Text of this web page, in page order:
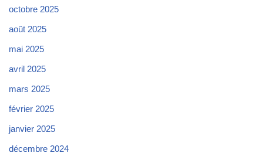
octobre 2025
août 2025
mai 2025
avril 2025
mars 2025
février 2025
janvier 2025
décembre 2024